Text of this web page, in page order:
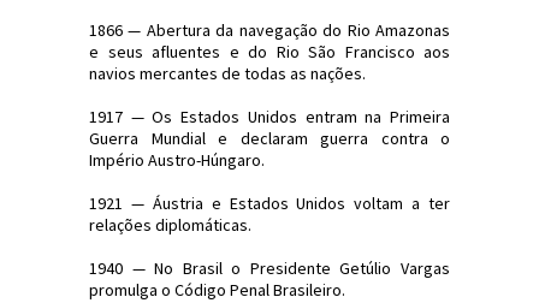
1866 — Abertura da navegação do Rio Amazonas
e seus afluentes e do Rio São Francisco aos
navios mercantes de todas as nações.
1917 — Os Estados Unidos entram na Primeira
Guerra Mundial e declaram guerra contra o
Império Austro-Húngaro.
1921 — Áustria e Estados Unidos voltam a ter
relações diplomáticas.
1940 — No Brasil o Presidente Getúlio Vargas
promulga o Código Penal Brasileiro.